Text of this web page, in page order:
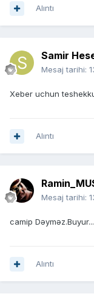
Alıntı
Samir
Mesaj tarihi:
Xeber uchun
Alıntı
Mesaj tarihi:
camip Dəyməz.Buyur...
Alıntı